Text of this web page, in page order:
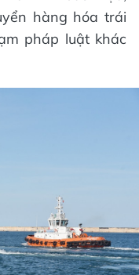
hàng hóa trái
pháp luật khác